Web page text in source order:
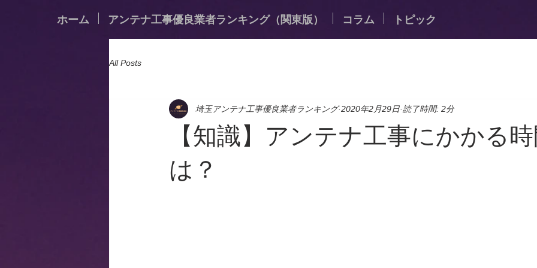
All Posts
【知識】アンテナ工事にかかる
は？
埼玉アンテナ工事優良業者ランキング 2020年2月29日 読了時間: 2分
ホーム アンテナ工事優良業者ランキング（関東版） コラム トピック